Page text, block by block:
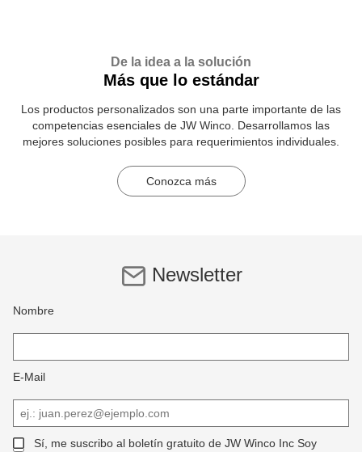
De la idea a la solución
Más que lo estándar
Los productos personalizados son una parte importante de las
competencias esenciales de JW Winco. Desarrollamos las
mejores soluciones posibles para requerimientos individuales.
Conozca más
Newsletter
Nombre
E-Mail
Sí, me suscribo al boletín gratuito de JW Winco Inc Soy